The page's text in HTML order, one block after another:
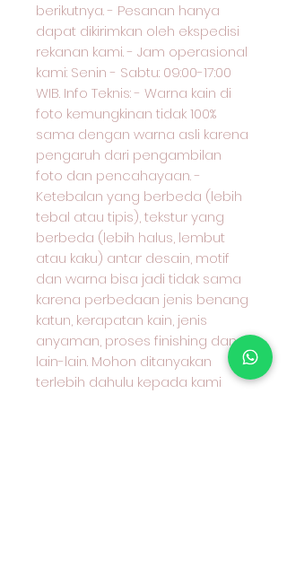
berikutnya. - Pesanan hanya
dapat dikirimkan oleh ekspedisi
rekanan kami. - Jam operasional
kami: Senin - Sabtu: 09:00-17:00
WIB. Info Teknis: - Warna kain di
foto kemungkinan tidak 100%
sama dengan warna asli karena
pengaruh dari pengambilan
foto dan pencahayaan. -
Ketebalan yang berbeda (lebih
tebal atau tipis), tekstur yang
berbeda (lebih halus, lembut
atau kaku) antar desain, motif
dan warna bisa jadi tidak sama
karena perbedaan jenis benang
katun, kerapatan kain, jenis
anyaman, proses finishing dan
lain-lain. Mohon ditanyakan
terlebih dahulu kepada kami